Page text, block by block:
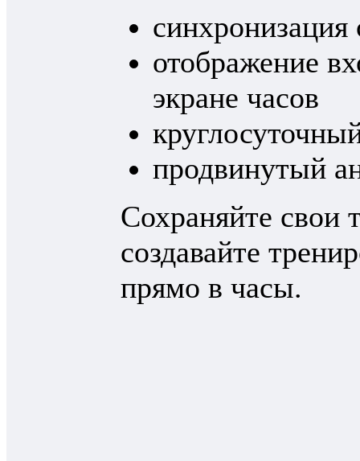
отображение
экране часов
продвинутый
Сохраняйте свои
создавайте
прямо в часы.